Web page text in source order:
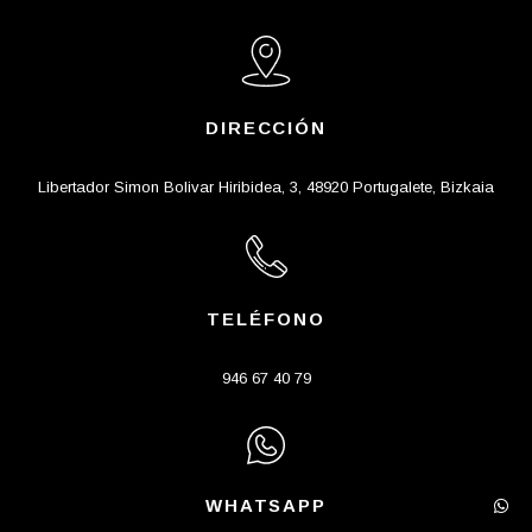
DIRECCIÓN
Libertador Simon Bolivar Hiribidea, 3, 48920 Portugalete, Bizkaia
TELÉFONO
946 67 40 79
WHATSAPP